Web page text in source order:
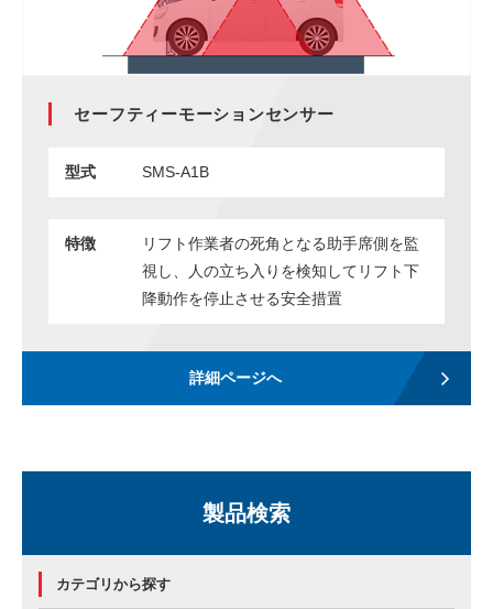
お問い合わせ
ENGLISH 中文 タイ語
セーフティーモーションセンサー
型式 SMS-A1B
特徴
リフト作業者の死角となる助手席側を監
視し、人の立ち入りを検知してリフト下
降動作を停止させる安全措置
詳細ページへ
製品検索
カテゴリから探す